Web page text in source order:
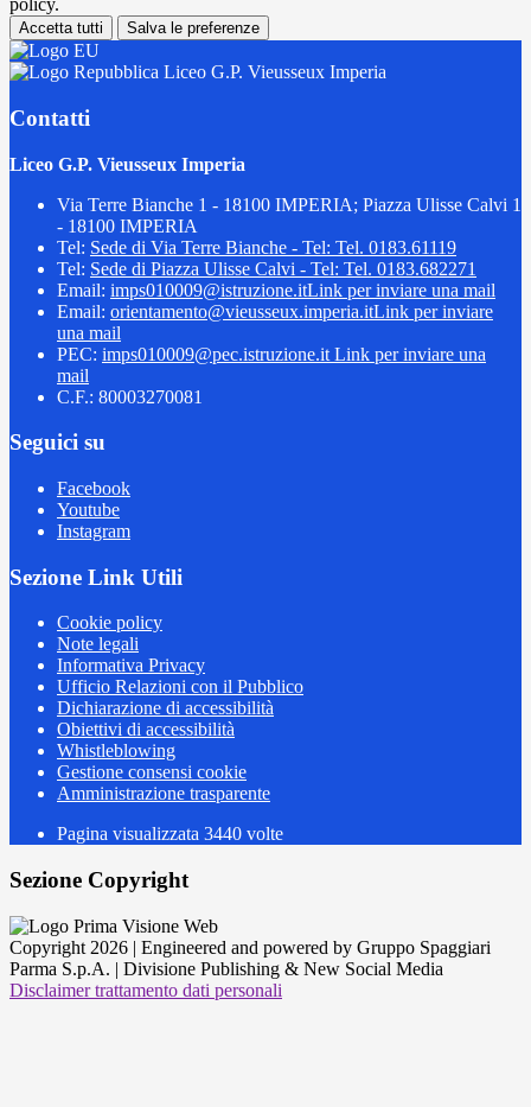
policy.
Accetta tutti Salva le preferenze
Liceo G.P. Vieusseux Imperia
Contatti
Liceo G.P. Vieusseux Imperia
Via Terre Bianche 1 - 18100 IMPERIA; Piazza Ulisse Calvi 1
- 18100 IMPERIA
Tel: Sede di Via Terre Bianche - Tel: Tel. 0183.61119
Tel: Sede di Piazza Ulisse Calvi - Tel: Tel. 0183.682271
Email: imps010009@istruzione.itLink per inviare una mail
Email: orientamento@vieusseux.imperia.itLink per inviare
una mail
PEC: imps010009@pec.istruzione.it Link per inviare una
mail
C.F.: 80003270081
Seguici su
Facebook
Youtube
Instagram
Sezione Link Utili
Cookie policy
Note legali
Informativa Privacy
Ufficio Relazioni con il Pubblico
Dichiarazione di accessibilità
Obiettivi di accessibilità
Whistleblowing
Gestione consensi cookie
Amministrazione trasparente
Pagina visualizzata 3440 volte
Sezione Copyright
Copyright 2026 | Engineered and powered by Gruppo Spaggiari
Parma S.p.A. | Divisione Publishing & New Social Media
Disclaimer trattamento dati personali